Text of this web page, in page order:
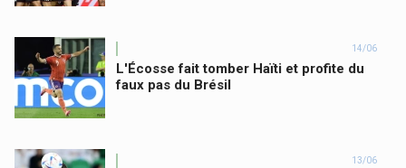
14/06
L'Écosse fait tomber Haïti et profite du
faux pas du Brésil
13/06